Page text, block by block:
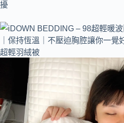
擾